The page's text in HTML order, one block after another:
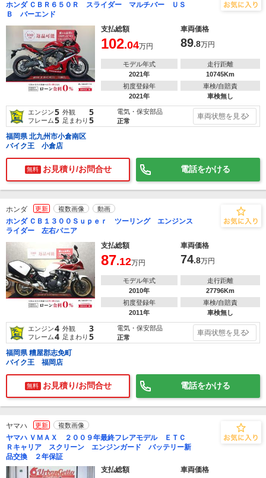
ホンダ ＣＢＲ６５０Ｒ スライダー マルチバー ＵＳ
Ｂ バーエンド
支払総額
車両価格
102.04万円 89.8万円
モデル年式
2021年
走行距離
10745Km
初度登録年
2021年
車検/自賠責
車検無し
エンジン5 外観 5
フレーム5 足まわり 5
電気・保安部品
正常
車両状態を見る
福岡県 北九州市小倉南区
バイク王 小倉店
無料 お見積り/お問合せ 電話をかける
ホンダ 更新 複数画像 動画
ホンダ ＣＢ１３００Ｓｕｐｅｒ ツーリング エンジンス
ライダー 左右パニア
支払総額
車両価格
87.12万円 74.8万円
モデル年式
2010年
走行距離
27796Km
初度登録年
2011年
車検/自賠責
車検無し
エンジン4 外観 3
フレーム4 足まわり 5
電気・保安部品
正常
車両状態を見る
福岡県 糟屋郡志免町
バイク王 福岡店
無料 お見積り/お問合せ 電話をかける
ヤマハ 更新 複数画像
ヤマハ ＶＭＡＸ ２００９年最終フレアモデル ＥＴＣ
Ｒキャリア スクリーン エンジンガード バッテリー新
品交換 ２年保証
支払総額
車両価格